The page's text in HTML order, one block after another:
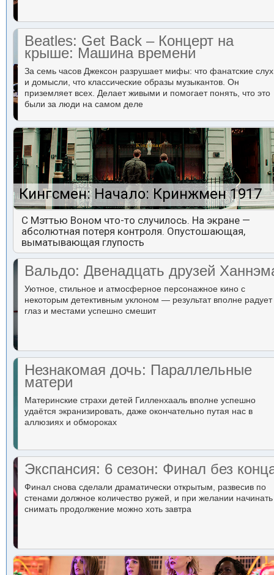
Beatles: Get Back – Концерт на
крыше: Машина времени
За семь часов Джексон разрушает мифы: что фанатские
и домысли, что классические образы музыкантов. Он
приземляет всех. Делает живыми и помогает понять, что это
были за люди на самом деле
Кингсмен: Начало: Кринжмен 1917
С Мэттью Воном что-то случилось. На экране —
абсолютная потеря контроля. Опустошающая,
выматывающая глупость
Вальдо: Двенадцать друзей
Уютное, стильное и атмосферное персонажное кино с
некоторым детективным уклоном — результат вполне радует
глаз и местами успешно смешит
Незнакомая дочь: Параллельные
матери
Материнские страхи детей Гилленхааль вполне успешно
удаётся экранизировать, даже окончательно путая нас в
аллюзиях и обмороках
Экспансия: 6 сезон: Финал без
Финал снова сделали драматически открытым, развесив по
стенами должное количество ружей, и при желании начинать
снимать продолжение можно хоть завтра